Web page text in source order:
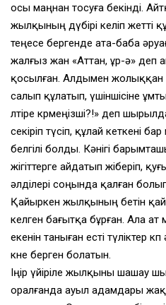
осы маңнан тосуға бекінді.
жылқының дүбірі келіп жетті
теңесе бергенде ата-баба
жалғыз жан «Аттан, ұр-ә» деп
қосылған. Алдымен жолыққан
салып құлатып, үшіншісіне
өлтіре көрмеңізші?!» деп
секіріп түсіп, құлай кеткені
белгілі болды. Кәнігі
жігіттерге айдатып жіберіп,
әлділері соңында қалған
Қайыркен жылқының бетін
келген бағытқа бұрған. Ала ат
екенін таныған есті түліктер
көне берген болатын.
Іңір үйіріле жылқыны шашау
оралғанда ауыл адамдары